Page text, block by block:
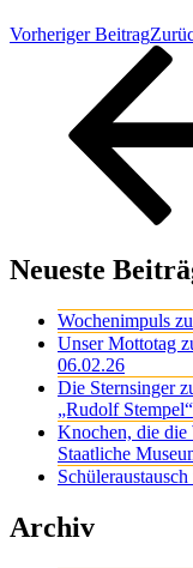
Vorheriger Beitrag
Neueste
Wochenimpuls
Unser Mottotag
06.02.26
Die Sternsinger
„Rudolf Stempel“
Knochen, die die
Staatliche
Archiv